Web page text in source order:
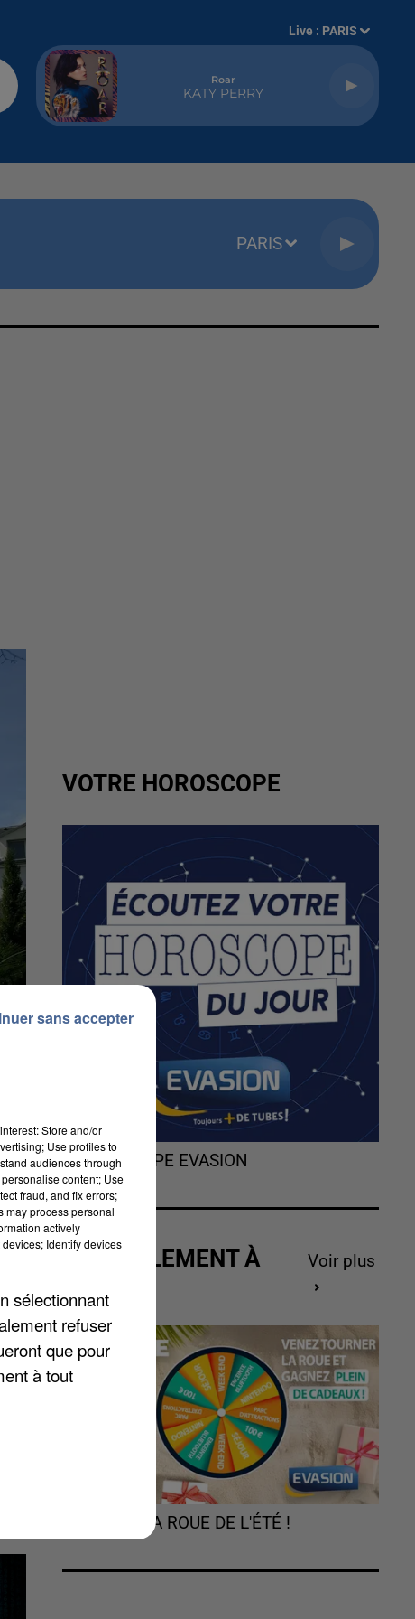
Live : PARIS
Roar
KATY PERRY
PARIS
il
VOTRE HOROSCOPE
L'HOROSCOPE EVASION
ACTUELLEMENT À
Voir plus
TOURNEZ LA ROUE DE L'ÉTÉ !
Store and/or
Use profiles to
audiences through
content; Use
fraud, and fix errors;
may process personal
actively
Identify devices
sélectionnant
refuser
que pour
à tout
sans accepter